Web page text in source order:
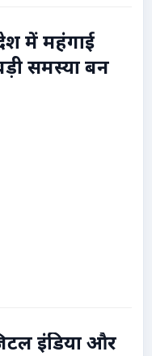
में महंगाई
समस्या बन
इंडिया और